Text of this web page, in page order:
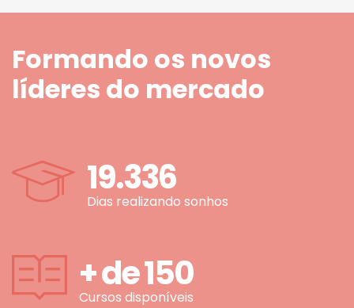
Formando os novos
líderes do mercado
19.336
Dias realizando sonhos
+ de150
Cursos disponíveis